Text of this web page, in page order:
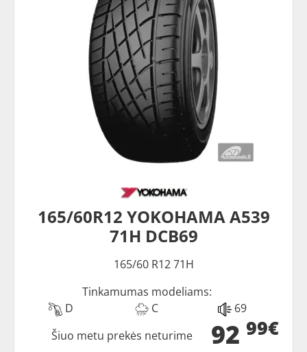
165/60R12 YOKOHAMA A539
71H DCB69
165/60 R12 71H
Tinkamumas modeliams:
D
C 69
92 99€
Šiuo metu prekės neturime